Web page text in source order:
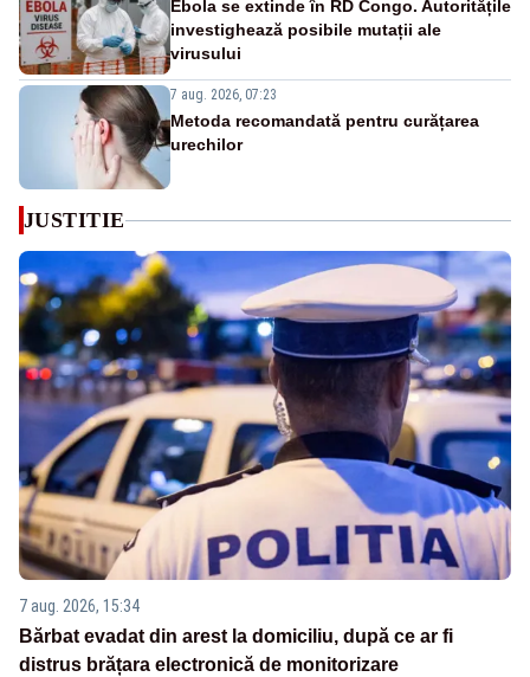
Ebola se extinde în RD Congo. Autoritățile
investighează posibile mutații ale
virusului
7 aug. 2026, 07:23
Metoda recomandată pentru curățarea
urechilor
JUSTITIE
7 aug. 2026, 15:34
Bărbat evadat din arest la domiciliu, după ce ar fi
distrus brățara electronică de monitorizare